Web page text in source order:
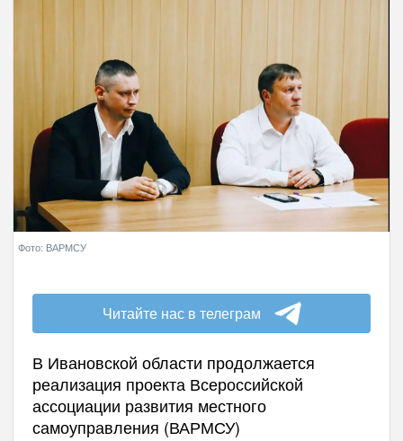
Фото: ВАРМСУ
Читайте нас в телеграм
В Ивановской области продолжается
реализация проекта Всероссийской
ассоциации развития местного
самоуправления (ВАРМСУ)